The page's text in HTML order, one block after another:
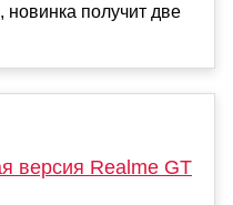
получит две
версия Realme GT